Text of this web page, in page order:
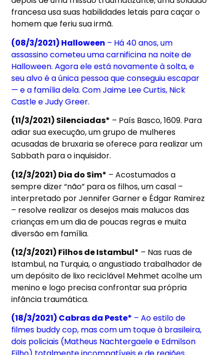
francesa usa suas habilidades letais para caçar o
homem que feriu sua irmã.
(08/3/2021) Halloween – Há 40 anos, um
assassino cometeu uma carnificina na noite de
Halloween. Agora ele está novamente à solta, e
seu alvo é a única pessoa que conseguiu escapar
— e a família dela. Com Jaime Lee Curtis, Nick
Castle e Judy Greer.
(11/3/2021) Silenciadas* – País Basco, 1609. Para
adiar sua execução, um grupo de mulheres
acusadas de bruxaria se oferece para realizar um
Sabbath para o inquisidor.
(12/3/2021) Dia do Sim* – Acostumados a
sempre dizer “não” para os filhos, um casal –
interpretado por Jennifer Garner e Édgar Ramirez
– resolve realizar os desejos mais malucos das
crianças em um dia de poucas regras e muita
diversão em família.
(12/3/2021) Filhos de Istambul* – Nas ruas de
Istambul, na Turquia, o angustiado trabalhador de
um depósito de lixo reciclável Mehmet acolhe um
menino e logo precisa confrontar sua própria
infância traumática.
(18/3/2021) Cabras da Peste* – Ao estilo de
filmes buddy cop, mas com um toque à brasileira,
dois policiais (Matheus Nachtergaele e Edmilson